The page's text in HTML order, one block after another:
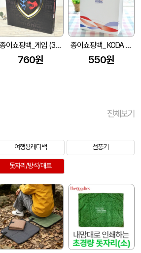
종이쇼핑백_게임 (390x60x400mm)
760원
종이쇼핑백_ KODA (270x110x360mm)
550원
전체보기
여행용레디백 선풍기
돗자리/방석/매트